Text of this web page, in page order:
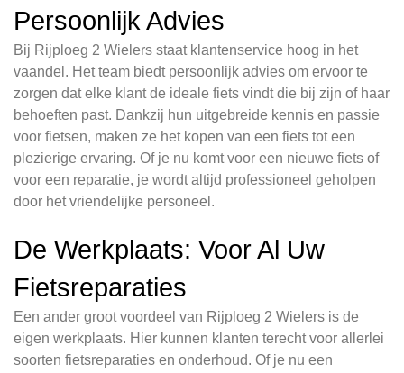
Persoonlijk Advies
Bij Rijploeg 2 Wielers staat klantenservice hoog in het
vaandel. Het team biedt persoonlijk advies om ervoor te
zorgen dat elke klant de ideale fiets vindt die bij zijn of haar
behoeften past. Dankzij hun uitgebreide kennis en passie
voor fietsen, maken ze het kopen van een fiets tot een
plezierige ervaring. Of je nu komt voor een nieuwe fiets of
voor een reparatie, je wordt altijd professioneel geholpen
door het vriendelijke personeel.
De Werkplaats: Voor Al Uw
Fietsreparaties
Een ander groot voordeel van Rijploeg 2 Wielers is de
eigen werkplaats. Hier kunnen klanten terecht voor allerlei
soorten fietsreparaties en onderhoud. Of je nu een